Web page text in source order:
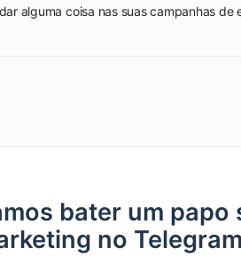
alguma coisa nas suas campanhas de
bater um papo
no